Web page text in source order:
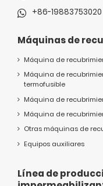
+86-19883753020
Máquinas de
Máquina de
Máquina de
termofusible
Máquina de
Máquina de
Otras máquinas de
Equipos auxiliares
Línea de